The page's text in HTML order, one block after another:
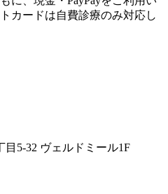
カードは自費診療のみ対応し
目5-32 ヴェルドミール1F